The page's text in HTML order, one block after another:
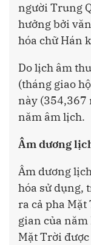
người Trung
hưởng bởi
hóa chữ Hán
Do lịch âm
(tháng giao
này (354,367
năm âm lịch.
Âm dương
Âm dương
hóa sử dụng,
ra cả pha
gian của
Mặt Trời